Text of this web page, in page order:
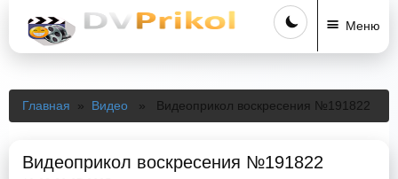
Меню
Главная » Видео » Видеоприкол воскресения №191822
Видеоприкол воскресения №191822